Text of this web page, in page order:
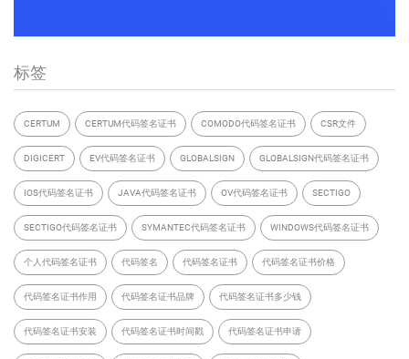
标签
CERTUM CERTUM代码签名证书 COMODO代码签名证书 CSR文件
DIGICERT EV代码签名证书 GLOBALSIGN GLOBALSIGN代码签名证书
IOS代码签名证书 JAVA代码签名证书 OV代码签名证书 SECTIGO
SECTIGO代码签名证书 SYMANTEC代码签名证书 WINDOWS代码签名证书
个人代码签名证书 代码签名 代码签名证书 代码签名证书价格
代码签名证书作用 代码签名证书品牌 代码签名证书多少钱
代码签名证书安装 代码签名证书时间戳 代码签名证书申请